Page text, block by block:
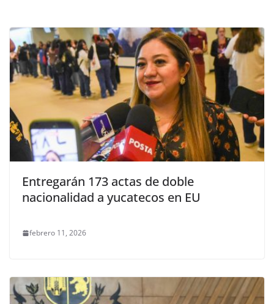
Entregarán 173 actas de doble
nacionalidad a yucatecos en EU
febrero 11, 2026